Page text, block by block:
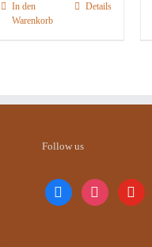
In den
Warenkorb
Details
Follow us
facebookinstagramyoutube